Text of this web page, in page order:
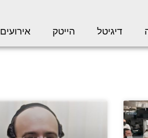
דיגיטל הייטק אירועים